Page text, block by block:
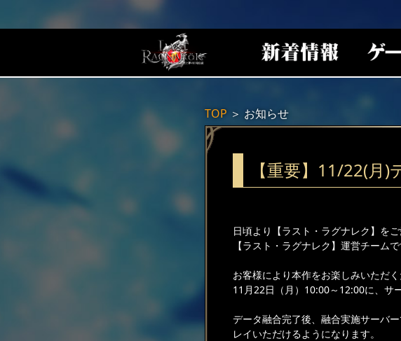
TOP ＞ お知らせ
【重要】11/22(月
日頃より【ラスト・ラグナレク】を
【ラスト・ラグナレク】運営チームで
お客様により本作をお楽しみいただく
11月22日（月）10:00～12:00に、サ
データ融合完了後、融合実施サーバ
レイいただけるようになります。